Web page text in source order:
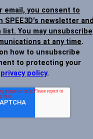
email, you consent to
SPEE3D's newsletter and
You may unsubscribe
at any time.
how to unsubscribe
to protecting your
privacy policy.